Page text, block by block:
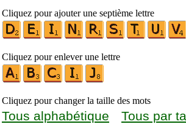
Cliquez pour ajouter une septième lettre
Cliquez pour enlever une lettre
Cliquez pour changer la taille des mots
Tous alphabétique Tous par